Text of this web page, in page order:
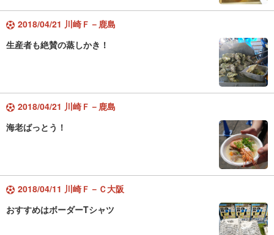
2018/04/21 川崎Ｆ－鹿島
生産者も絶賛の蒸しかき！
2018/04/21 川崎Ｆ－鹿島
海老ばっとう！
2018/04/11 川崎Ｆ－Ｃ大阪
おすすめはボーダーTシャツ